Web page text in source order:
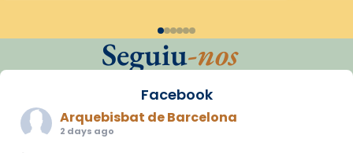
Seguiu-nos
Facebook
Arquebisbat de Barcelona
2 days ago